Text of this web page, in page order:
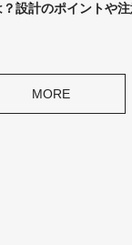
計のポイントや注
MORE